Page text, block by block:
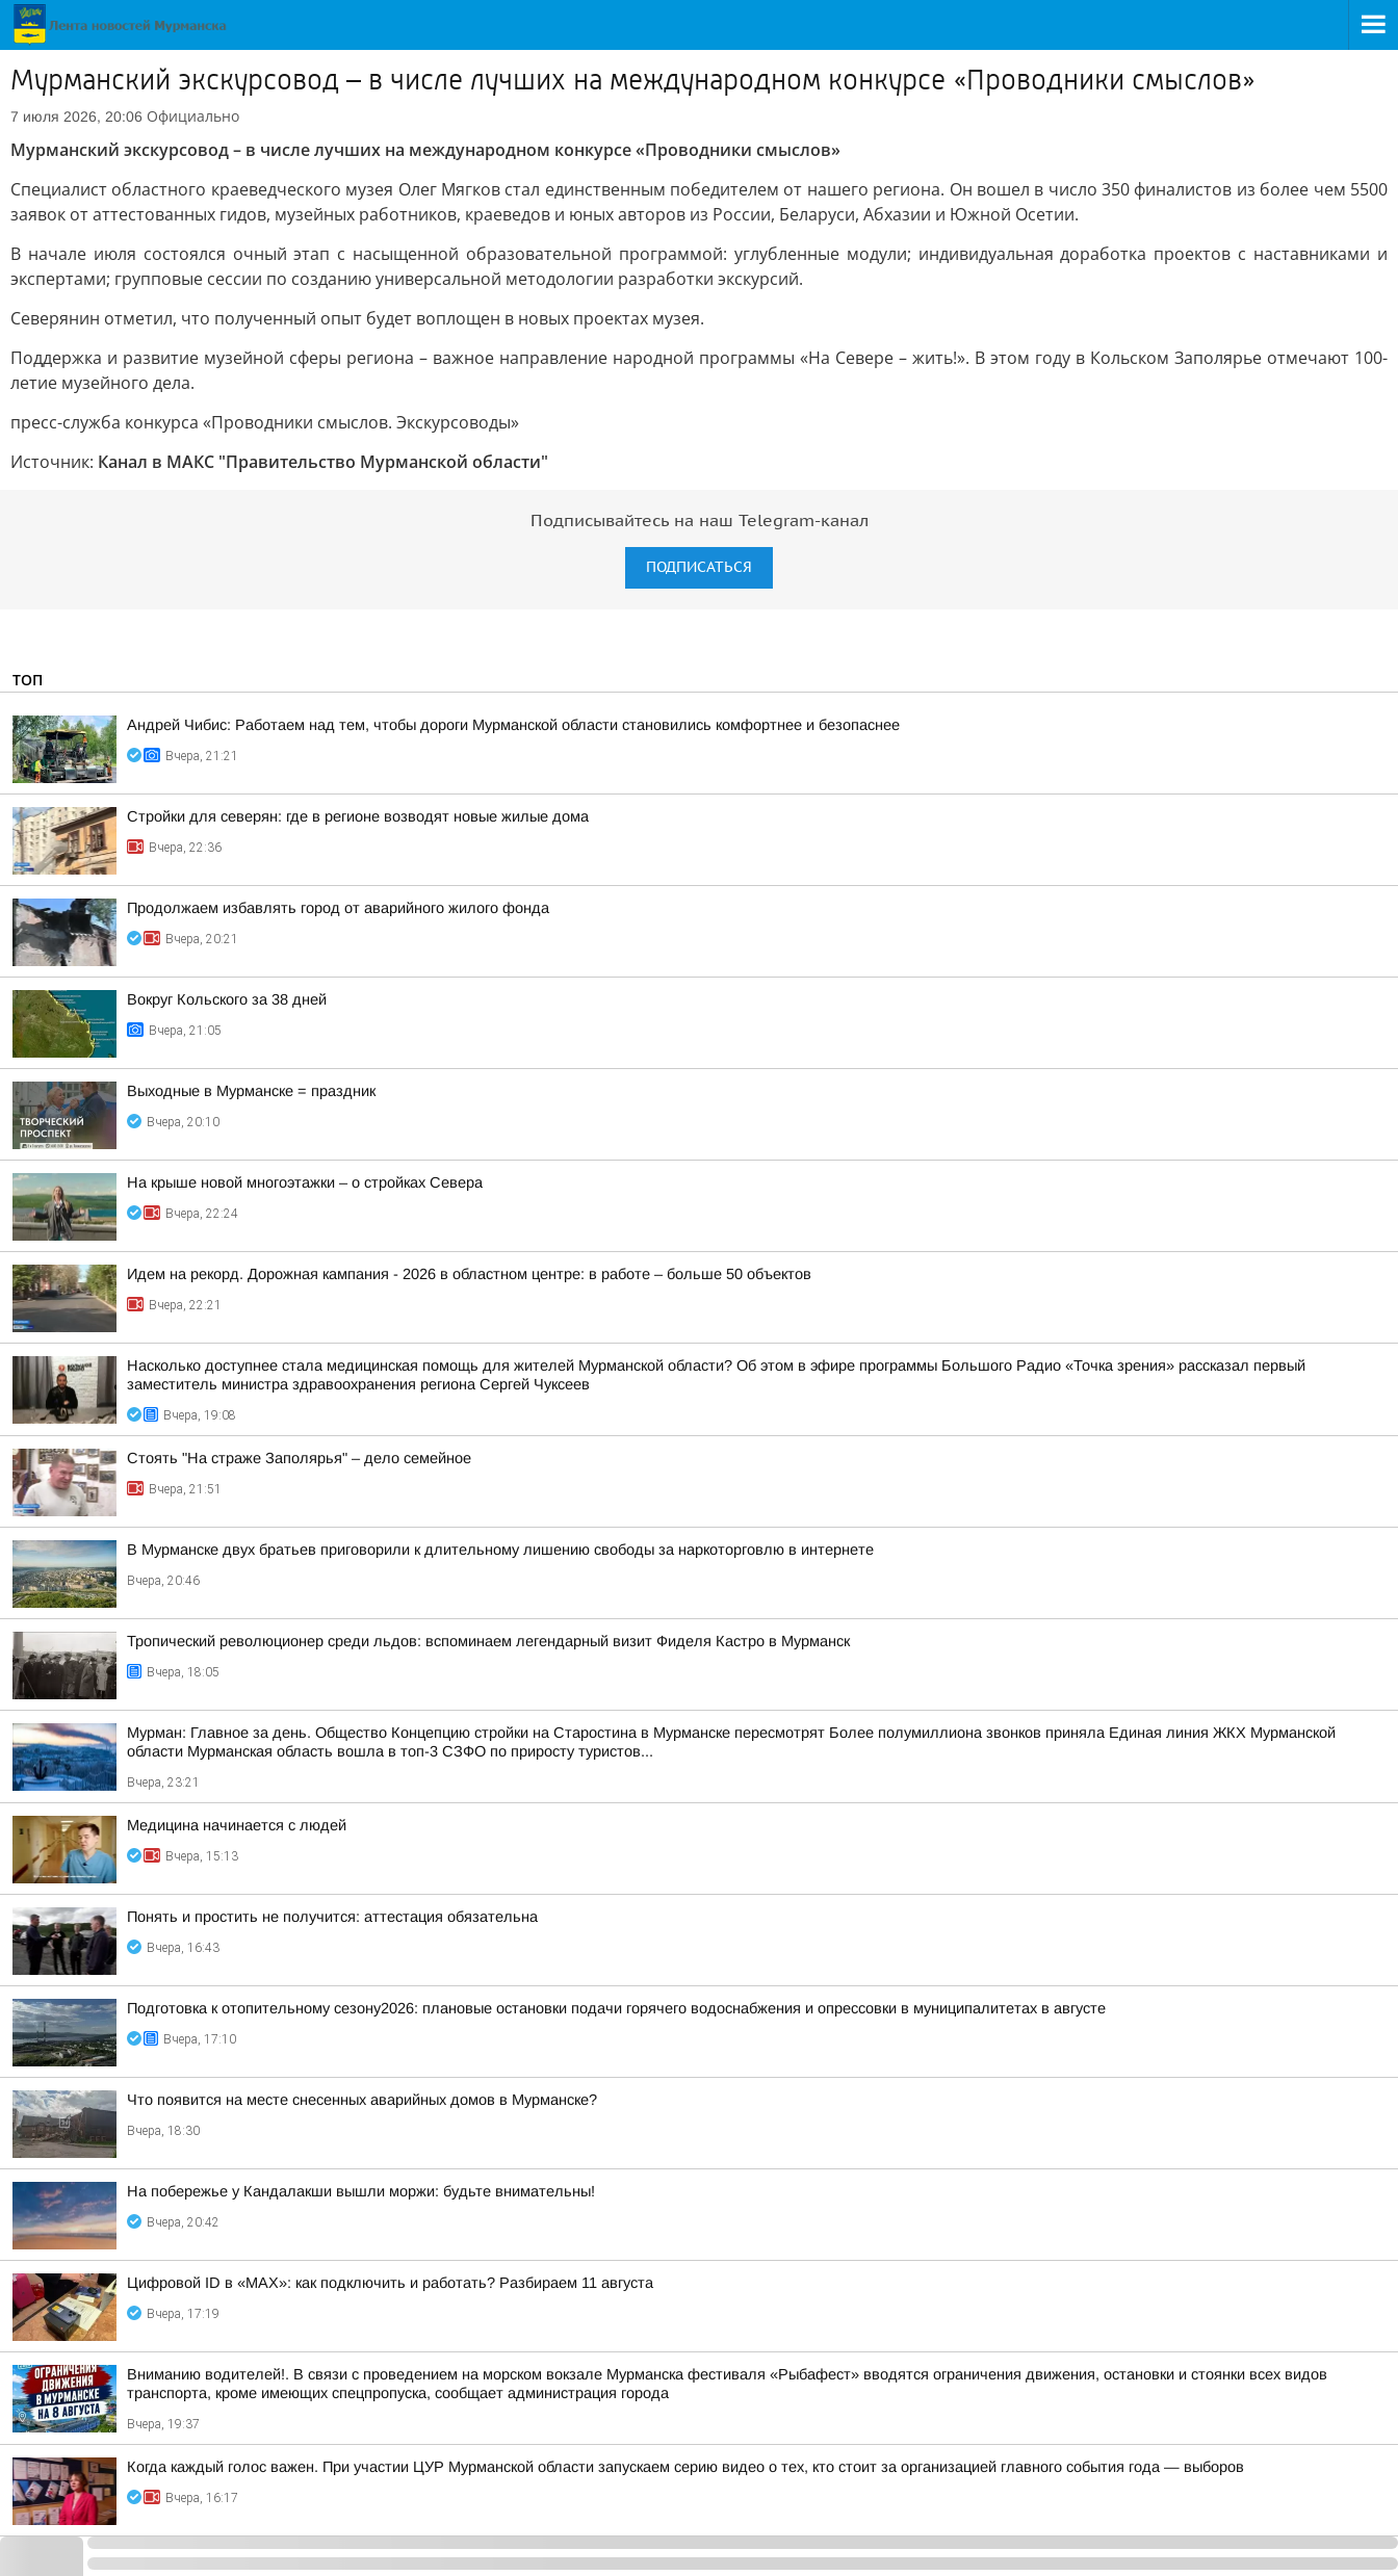
Мурманский экскурсовод – в числе лучших на международном конкурсе «Проводники смыслов»
7 июля 2026, 20:06 Официально
Мурманский экскурсовод – в числе лучших на международном конкурсе «Проводники смыслов»
Специалист областного краеведческого музея Олег Мягков стал единственным победителем от нашего региона. Он вошел в число 350 финалистов из более чем 5500
заявок от аттестованных гидов, музейных работников, краеведов и юных авторов из России, Беларуси, Абхазии и Южной Осетии.
В начале июля состоялся очный этап с насыщенной образовательной программой: углубленные модули; индивидуальная доработка проектов с наставниками и
экспертами; групповые сессии по созданию универсальной методологии разработки экскурсий.
Северянин отметил, что полученный опыт будет воплощен в новых проектах музея.
Поддержка и развитие музейной сферы региона – важное направление народной программы «На Севере – жить!». В этом году в Кольском Заполярье отмечают 100-
летие музейного дела.
пресс-служба конкурса «Проводники смыслов. Экскурсоводы»
Источник: Канал в МАКС "Правительство Мурманской области"
Подписывайтесь на наш Telegram-канал
ПОДПИСАТЬСЯ
ТОП
Андрей Чибис: Работаем над тем, чтобы дороги Мурманской области становились комфортнее и безопаснее
Вчера, 21:21
Стройки для северян: где в регионе возводят новые жилые дома
Вчера, 22:36
Продолжаем избавлять город от аварийного жилого фонда
Вчера, 20:21
Вокруг Кольского за 38 дней
Вчера, 21:05
Выходные в Мурманске = праздник
Вчера, 20:10
На крыше новой многоэтажки – о стройках Севера
Вчера, 22:24
Идем на рекорд. Дорожная кампания - 2026 в областном центре: в работе – больше 50 объектов
Вчера, 22:21
Насколько доступнее стала медицинская помощь для жителей Мурманской области? Об этом в эфире программы Большого Радио «Точка зрения» рассказал первый
заместитель министра здравоохранения региона Сергей Чуксеев
Вчера, 19:08
Стоять "На страже Заполярья" – дело семейное
Вчера, 21:51
В Мурманске двух братьев приговорили к длительному лишению свободы за наркоторговлю в интернете
Вчера, 20:46
Тропический революционер среди льдов: вспоминаем легендарный визит Фиделя Кастро в Мурманск
Вчера, 18:05
Мурман: Главное за день. Общество Концепцию стройки на Старостина в Мурманске пересмотрят Более полумиллиона звонков приняла Единая линия ЖКХ Мурманской
области Мурманская область вошла в топ-3 СЗФО по приросту туристов...
Вчера, 23:21
Медицина начинается с людей
Вчера, 15:13
Понять и простить не получится: аттестация обязательна
Вчера, 16:43
Подготовка к отопительному сезону2026: плановые остановки подачи горячего водоснабжения и опрессовки в муниципалитетах в августе
Вчера, 17:10
Что появится на месте снесенных аварийных домов в Мурманске?
Вчера, 18:30
На побережье у Кандалакши вышли моржи: будьте внимательны!
Вчера, 20:42
Цифровой ID в «MAX»: как подключить и работать? Разбираем 11 августа
Вчера, 17:19
Вниманию водителей!. В связи с проведением на морском вокзале Мурманска фестиваля «Рыбафест» вводятся ограничения движения, остановки и стоянки всех видов
транспорта, кроме имеющих спецпропуска, сообщает администрация города
Вчера, 19:37
Когда каждый голос важен. При участии ЦУР Мурманской области запускаем серию видео о тех, кто стоит за организацией главного события года — выборов
Вчера, 16:17